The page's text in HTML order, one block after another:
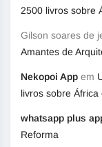
2500 livros sobre
Gilson soares de
Amantes de
Nekopoi App em
livros sobre
whatsapp plus
Reforma